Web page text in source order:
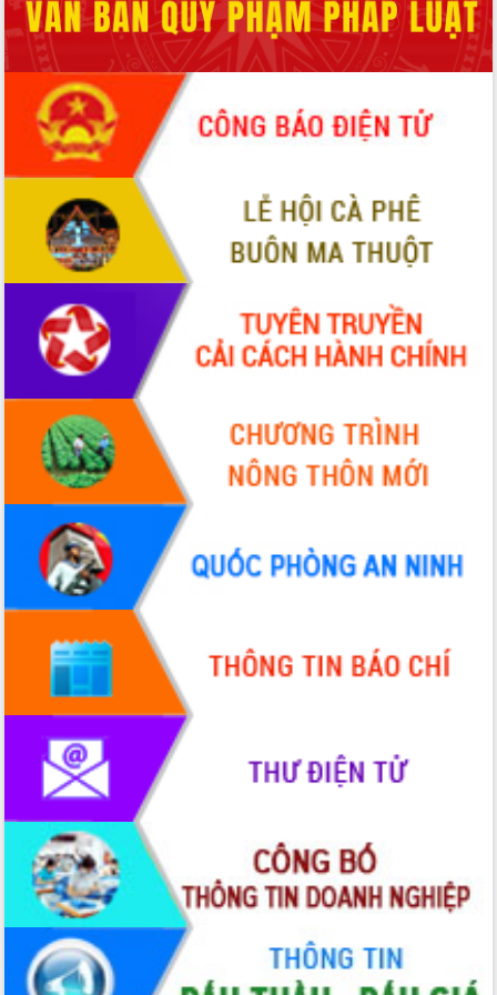
món ăn từ sầu riêng
Đắk Lắk công bố Quy hoạch và xúc
tiến đầu tư tỉnh
Ngành cá ngừ Đắk Lắk chủ động thích
ứng để giữ vững thị trường xuất khẩu
Diễn đàn Kinh tế tư nhân Việt Nam đột
phá cơ chế - Hợp tác công tư
Đề án 06 tạo bước ngoặt đột phá trong
cải cách hành chính tỉnh Đắk Lắk
Kết nối tour, đẩy mạnh chuyển đổi số
để phát triển du lịch Đắk Lắk
Khởi động Dự án Đầu tư xây dựng hạ
tầng kỹ thuật Cụm công nghiệp Tân
Tiến
Gặp mặt các cơ quan báo chí nhân Kỷ
niệm 101 năm Ngày Báo chí Cách
mạng Việt Nam
Đắk Lắk sơ kết 4 năm triển khai thực
hiện Đề án 06 của Chính phủ
Họp báo thông tin về Hội nghị Công bố
Quy hoạch và Xúc tiến đầu tư tỉnh Đắk
Khơi thông điểm nghẽn, đẩy nhanh
giải ngân vốn khắc phục thiên tai
HĐND tỉnh thông qua điều chỉnh Quy
hoạch tỉnh thời kỳ 2021-2030
Hội thảo góp ý hồ sơ điều chỉnh quy
hoạch tỉnh Đắk Lắk thời kỳ 2021-2030,
tầm nhìn đến năm 2050
Nâng cao hiệu quả hoạt động của các
doanh nghiệp nhà nước
Hội nghị triển khai kết nối mạng
truyền số liệu chuyên dùng phục vụ cơ
quan Đảng, Nhà nước
Lễ phát động chuỗi hoạt động chung
tay làm sạch môi trường
Xã Ea Kar bước chuyển mình trong
công tác cải cách hành chính mô hình
UBND tỉnh họp báo định kỳ tháng 4
năm 2026